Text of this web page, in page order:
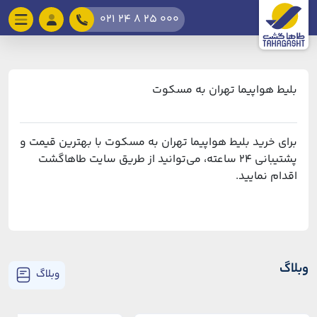
021 24 8 25 000
بلیط هواپیما تهران به مسکوت
برای خرید بلیط هواپیما تهران به مسکوت با بهترین قیمت و
پشتیبانی ۲۴ ساعته، می‌توانید از طریق سایت طاهاگشت
اقدام نمایید.
وبلاگ وبلاگ